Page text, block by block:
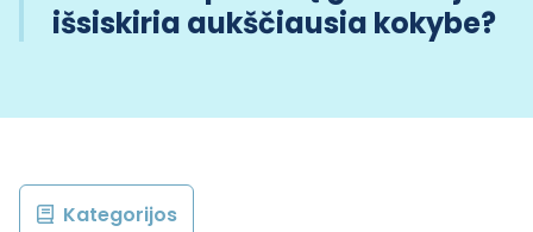
išsiskiria aukščiausia kokybe?
Kategorijos